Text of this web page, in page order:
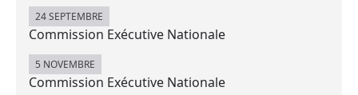
24 SEPTEMBRE
Commission Exécutive Nationale
5 NOVEMBRE
Commission Exécutive Nationale